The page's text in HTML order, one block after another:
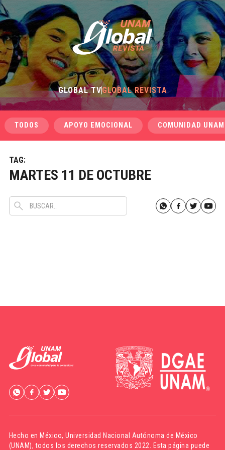
GLOBAL TVGLOBAL REVISTA
TODOS APOYO EMOCIONAL COMUNIDAD UNAM
TAG:
MARTES 11 DE OCTUBRE
Hecho en México,Universidad Nacional Autónoma de México
(UNAM), todos los derechos reservados 2022. Esta página puede